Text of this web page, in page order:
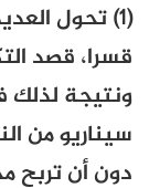
من كتاب
التكيف مع
فقدت
النوع
مخرجين